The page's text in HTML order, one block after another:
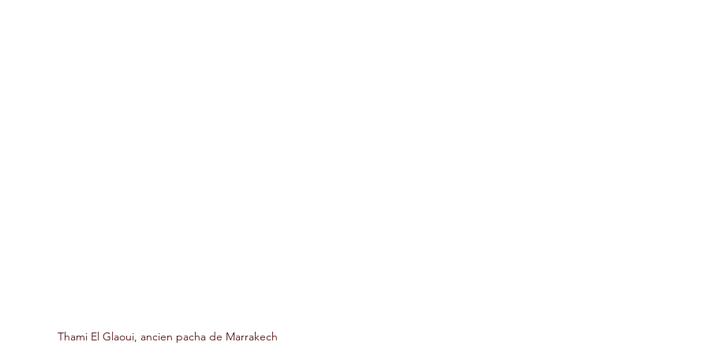
Thami El Glaoui, ancien pacha de Marrakech